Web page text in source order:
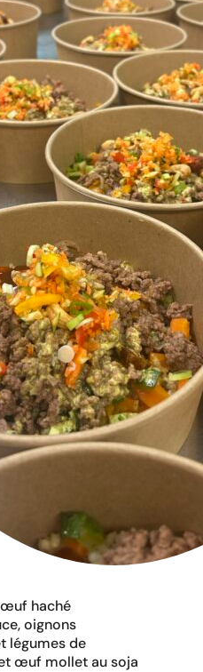
haché
oignons
légumes de
œuf mollet au soja